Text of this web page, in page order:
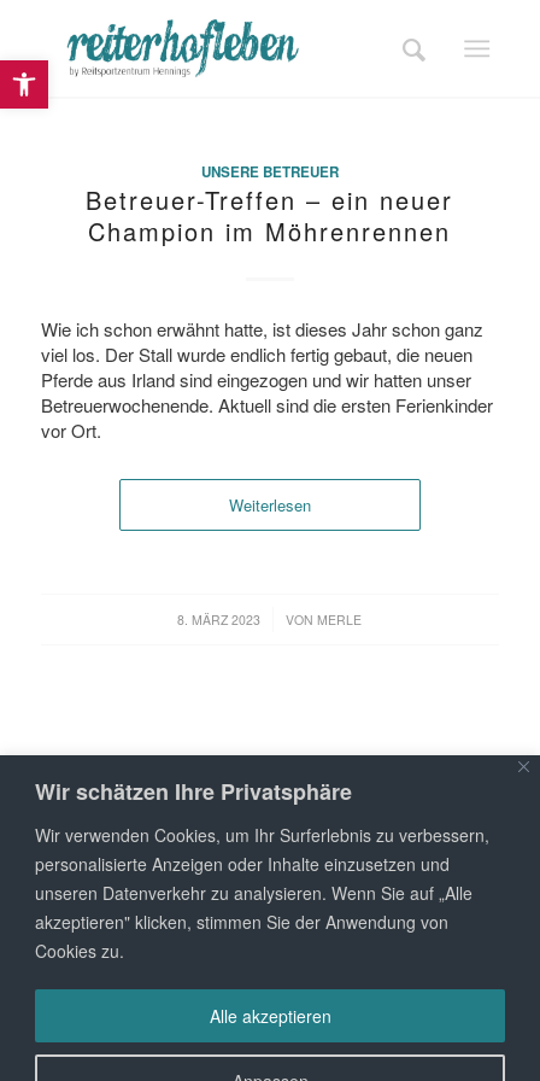
Open toolbar
Wir schätzen Ihre Privatsphäre
Wir verwenden Cookies, um Ihr Surferlebnis zu verbessern,
personalisierte Anzeigen oder Inhalte einzusetzen und
unseren Datenverkehr zu analysieren. Wenn Sie auf „Alle
akzeptieren" klicken, stimmen Sie der Anwendung von
Cookies zu.
Alle akzeptieren
UNSERE BETREUER
Betreuer-Treffen – ein neuer
Champion im Möhrenrennen
Wie ich schon erwähnt hatte, ist dieses Jahr schon ganz
viel los. Der Stall wurde endlich fertig gebaut, die neuen
Pferde aus Irland sind eingezogen und wir hatten unser
Betreuerwochenende. Aktuell sind die ersten Ferienkinder
vor Ort.
Weiterlesen
8. MÄRZ 2023
/ VONMERLE
Kontakt|Impressum|Datenschutz